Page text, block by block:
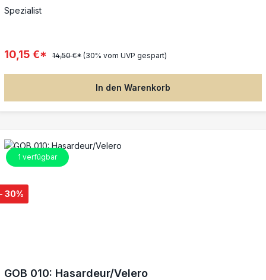
Spezialist
10,15 €* 14,50 €* (30% vom UVP gespart)
In den Warenkorb
1 verfügbar
30%
GOB 010: Hasardeur/Velero